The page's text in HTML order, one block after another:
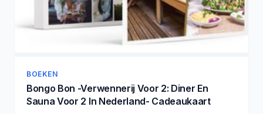
BOEKEN
Bongo Bon -Verwennerij Voor 2: Diner En
Sauna Voor 2 In Nederland- Cadeaukaart